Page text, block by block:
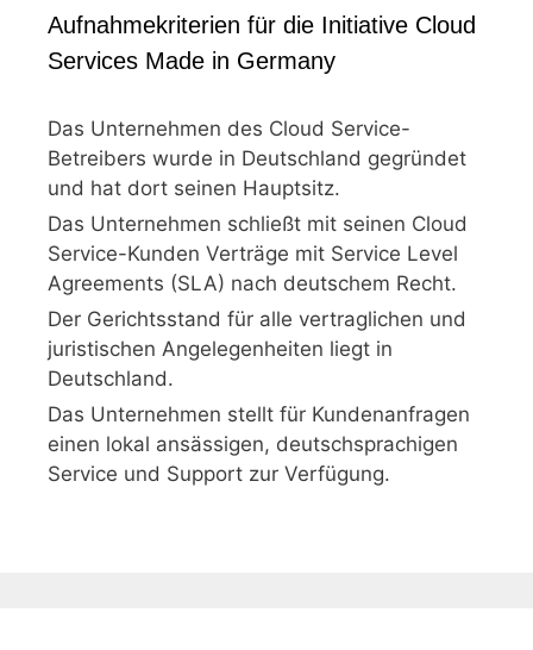
Aufnahmekriterien für die Initiative Cloud
Services Made in Germany
Das Unternehmen des Cloud Service-
Betreibers wurde in Deutschland gegründet
und hat dort seinen Hauptsitz.
Das Unternehmen schließt mit seinen Cloud
Service-Kunden Verträge mit Service Level
Agreements (SLA) nach deutschem Recht.
Der Gerichtsstand für alle vertraglichen und
juristischen Angelegenheiten liegt in
Deutschland.
Das Unternehmen stellt für Kundenanfragen
einen lokal ansässigen, deutschsprachigen
Service und Support zur Verfügung.